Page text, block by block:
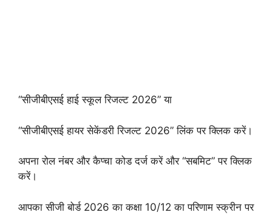
“सीजीबीएसई हाई स्कूल रिजल्ट 2026” या
“सीजीबीएसई हायर सेकेंडरी रिजल्ट 2026” लिंक पर क्लिक करें।
अपना रोल नंबर और कैप्चा कोड दर्ज करें और “सबमिट” पर क्लिक
करें।
आपका सीजी बोर्ड 2026 का कक्षा 10/12 का परिणाम स्क्रीन पर